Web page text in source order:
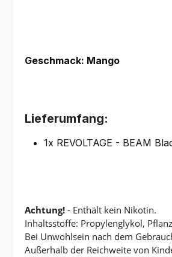
Geschmack: Mango
Lieferumfang:
1x REVOLTAGE - BEAM
Achtung! - Enthält kein Nikotin.
Inhaltsstoffe: Propylenglykol,
Bei Unwohlsein nach dem
Außerhalb der Reichweite von